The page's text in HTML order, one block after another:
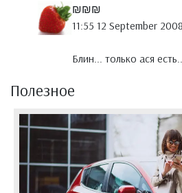
₪₪₪
11:55 12 September 2008
Блин... только ася
Полезное